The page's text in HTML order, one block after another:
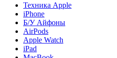
Техника Apple
iPhone
Б/У Айфоны
AirPods
Apple Watch
iPad